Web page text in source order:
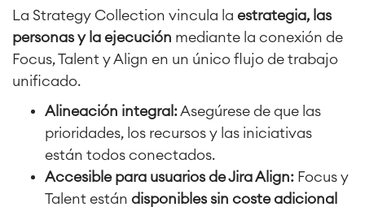
SAP Integración
SOBRE NOSOTROS
■
La Strategy Collection vincula la estrategia, las
personas y la ejecución mediante la conexión de
Focus, Talent y Align en un único flujo de trabajo
unificado.
Alineación integral:Asegúrese de que las
prioridades, los recursos y las iniciativas
están todos conectados.
Accesible para usuarios de Jira Align: Focus y
Talent están disponibles sin coste adicional